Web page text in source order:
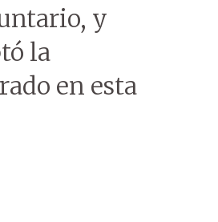
y
la
en esta